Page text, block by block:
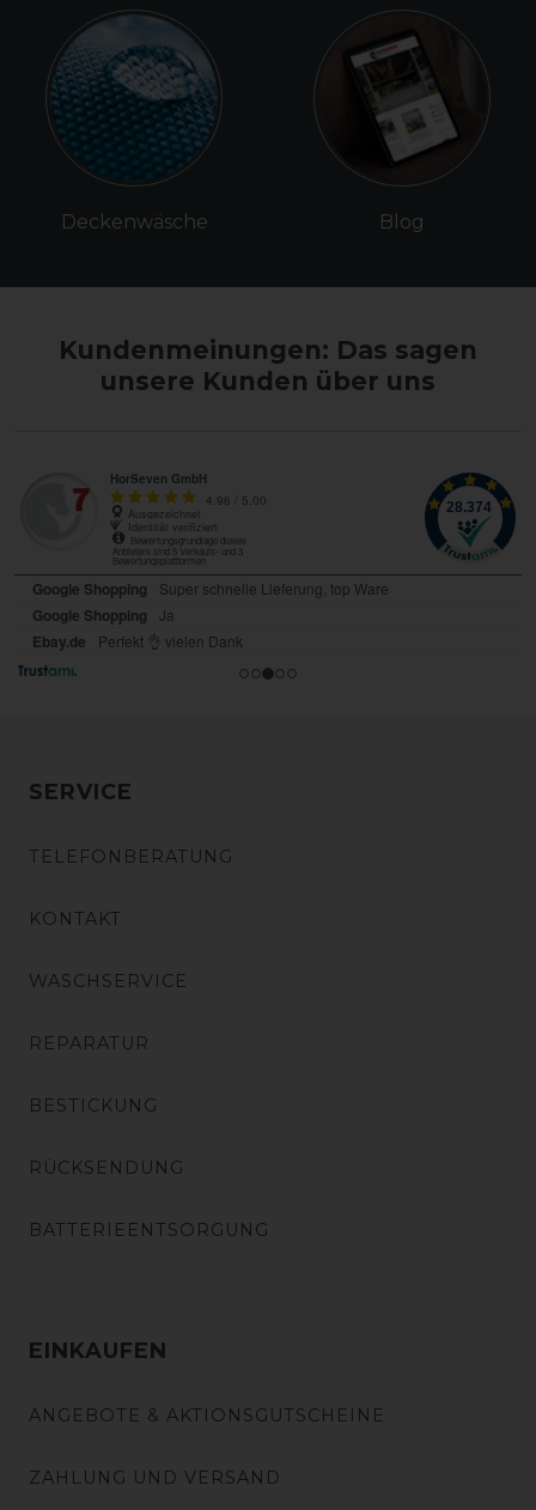
Deckenwäsche Blog
Kundenmeinungen: Das sagen
unsere Kunden über uns
SERVICE
TELEFONBERATUNG
KONTAKT
WASCHSERVICE
REPARATUR
BESTICKUNG
RÜCKSENDUNG
BATTERIEENTSORGUNG
EINKAUFEN
ANGEBOTE & AKTIONSGUTSCHEINE
ZAHLUNG UND VERSAND